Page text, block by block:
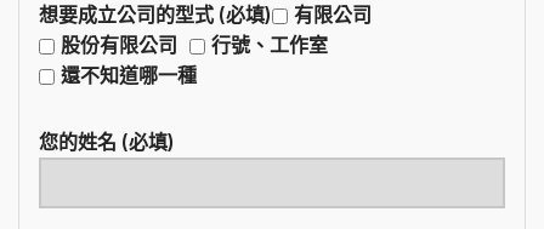
想要成立公司的型式 (必填)
有限公司
股份有限公司
行號、工作室
還不知道哪一種
您的姓名 (必填)